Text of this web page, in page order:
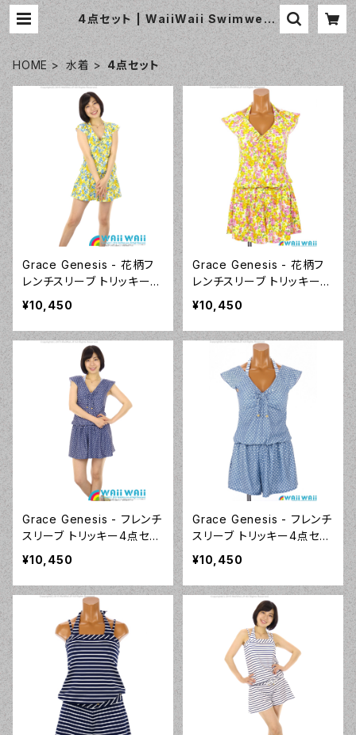
4点セット | WaiiWaii Swimwear
Shop（ワイワイ水着）
HOME 水着 4点セット
Grace Genesis - 花柄フ
レンチスリーブ トリッキー4
点セット（5120 - 70:ブル
¥10,450
Grace Genesis - 花柄フ
レンチスリーブ トリッキー4
点セット（5120 - 12:ピンク）
¥10,450
Grace Genesis - フレンチ
スリーブ トリッキー4点セッ
ト（5119 - 75:ネイビーブル
¥10,450
Grace Genesis - フレンチ
スリーブ トリッキー4点セッ
ト（5119 - 70:ブルー）
¥10,450